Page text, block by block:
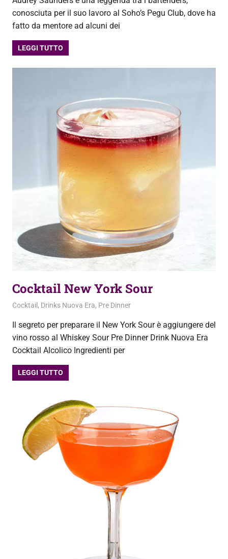
conosciuta per il suo lavoro al Soho’s Pegu Club, dove ha
fatto da mentore ad alcuni dei
LEGGI TUTTO
Cocktail New York Sour
23 Settembre 2020
admin
Cocktail , Drinks Nuova Era, Pre Dinner
Il segreto per preparare il New York Sour è aggiungere del
vino rosso al Whiskey Sour Pre Dinner Drink Nuova Era
Cocktail Alcolico Ingredienti per
LEGGI TUTTO